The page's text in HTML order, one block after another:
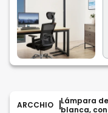
ARCCHIO
Lámpara
blanca,